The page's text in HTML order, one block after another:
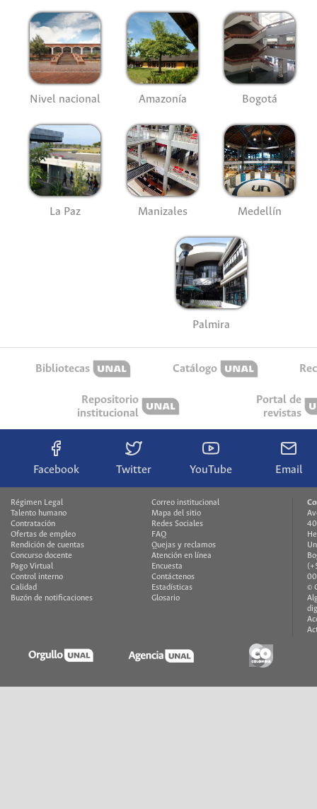
Nivel nacional Amazonía Bogotá
La Paz Manizales Medellín
Palmira
Bibliotecas Catálogo
Repositorio
institucional
Portal de
revistas
Facebook Twitter YouTube Email
Régimen Legal
Talento humano
Contratación
Ofertas de empleo
Rendición de cuentas
Concurso docente
Pago Virtual
Control interno
Calidad
Buzón de notificaciones
Correo institucional
Mapa del sitio
Redes Sociales
FAQ
Quejas y reclamos
Atención en línea
Encuesta
Contáctenos
Estadísticas
Glosario
©